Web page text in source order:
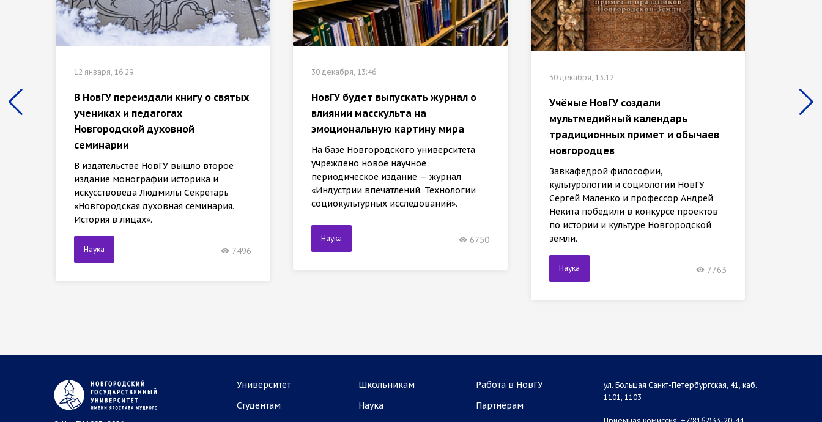
12 января, 16:29
В НовГУ переиздали книгу о святых
учениках и педагогах
Новгородской духовной
семинарии
В издательстве НовГУ вышло второе
издание монографии историка и
искусствоведа Людмилы Секретарь
«Новгородская духовная семинария.
История в лицах».
Наука 7496
30 декабря, 13:46
НовГУ будет выпускать журнал о
влиянии масскульта на
эмоциональную картину мира
На базе Новгородского университета
учреждено новое научное
периодическое издание — журнал
«Индустрии впечатлений. Технологии
социокультурных исследований».
Наука 6750
30 декабря, 13:12
Учёные НовГУ создали
мультмедийный календарь
традиционных примет и обычаев
новгородцев
Завкафедрой философии,
культурологии и социологии НовГУ
Сергей Маленко и профессор Андрей
Некита победили в конкурсе проектов
по истории и культуре Новгородской
земли.
Наука 7763
Университет
Студентам
Школьникам
Наука
Работа в НовГУ
Партнёрам
ул. Большая Санкт-Петербургская, 41, каб.
1101, 1103